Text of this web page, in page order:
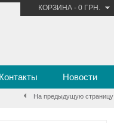
КОРЗИНА - 0 ГРН.
Контакты Новости
На предыдущую страницу